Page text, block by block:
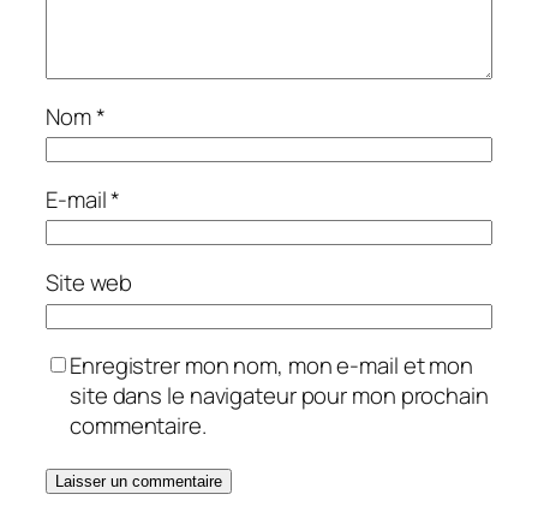
Nom*
E-mail*
Site web
Enregistrer mon nom, mon e-mail et mon
site dans le navigateur pour mon prochain
commentaire.